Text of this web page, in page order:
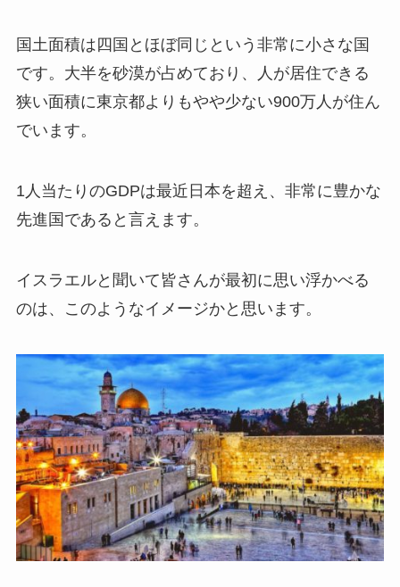
国土面積は四国とほぼ同じという非常に小さな国
です。大半を砂漠が占めており、人が居住できる
狭い面積に東京都よりもやや少ない900万人が住ん
でいます。
1人当たりのGDPは最近日本を超え、非常に豊かな
先進国であると言えます。
イスラエルと聞いて皆さんが最初に思い浮かべる
のは、このようなイメージかと思います。